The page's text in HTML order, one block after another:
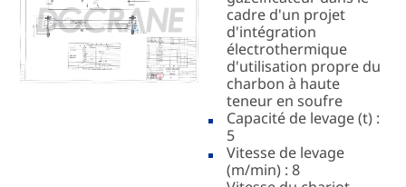
cadre d'un projet
d'intégration
électrothermique
d'utilisation propre du
charbon à haute
teneur en soufre
Capacité de levage (t) :
5
Vitesse de levage
(m/min) : 8